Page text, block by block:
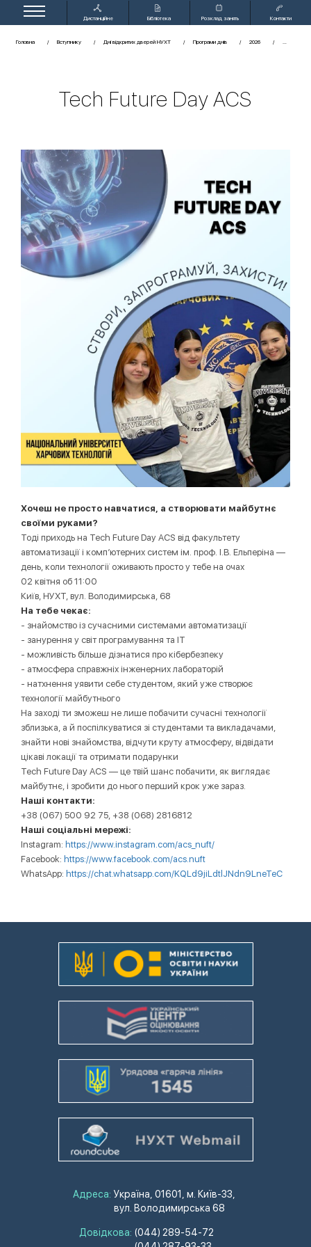
Дистанційне
Бібліотека Розклад занять Контакти
Головна Вступнику Дні відкритих дверей НУХТ Програми днів 2026
Tech Future Day ACS
Хочеш не просто навчатися, а створювати майбутнє
своїми руками?
Тоді приходь на Tech Future Day ACS від факультету
автоматизації і комп’ютерних систем ім. проф. І.В. Ельперіна —
день, коли технології оживають просто у тебе на очах
02 квітня об 11:00
Київ, НУХТ, вул. Володимирська, 68
На тебе чекає:
- знайомство із сучасними системами автоматизації
- занурення у світ програмування та ІТ
- можливість більше дізнатися про кібербезпеку
- атмосфера справжніх інженерних лабораторій
- натхнення уявити себе студентом, який уже створює
технології майбутнього
На заході ти зможеш не лише побачити сучасні технології
зблизька, а й поспілкуватися зі студентами та викладачами,
знайти нові знайомства, відчути круту атмосферу, відвідати
цікаві локації та отримати подарунки
Tech Future Day ACS — це твій шанс побачити, як виглядає
майбутнє, і зробити до нього перший крок уже зараз.
Наші контакти:
+38 (067) 500 92 75, +38 (068) 2816812
Наші соціальні мережі:
Instagram: https://www.instagram.com/acs_nuft/
Facebook: https://www.facebook.com/acs.nuft
WhatsApp: https://chat.whatsapp.com/KQLd9jiLdtlJNdn9LneTeC
Адреса: Україна, 01601, м. Київ-33,
вул. Володимирська 68
Довідкова: (044) 289-54-72